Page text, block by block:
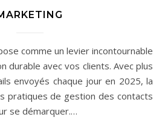
durable avec vos clients. Avec plus
envoyés chaque jour en 2025, la
pratiques de gestion des contacts
se démarquer.…